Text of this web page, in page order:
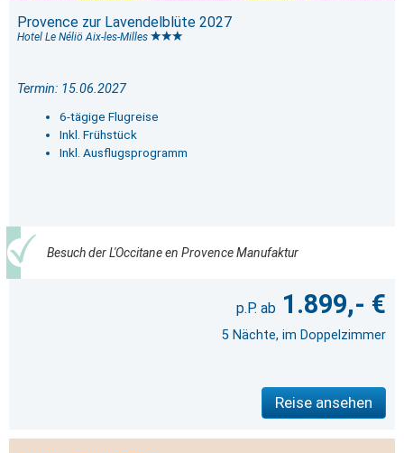
Provence zur Lavendelblüte 2027
Hotel Le Néliö Aix-les-Milles
Termin: 15.06.2027
6-tägige Flugreise
Inkl. Frühstück
Inkl. Ausflugsprogramm
Besuch der L'Occitane en Provence Manufaktur
1.899,- €
5 Nächte, im Doppelzimmer
Reise ansehen